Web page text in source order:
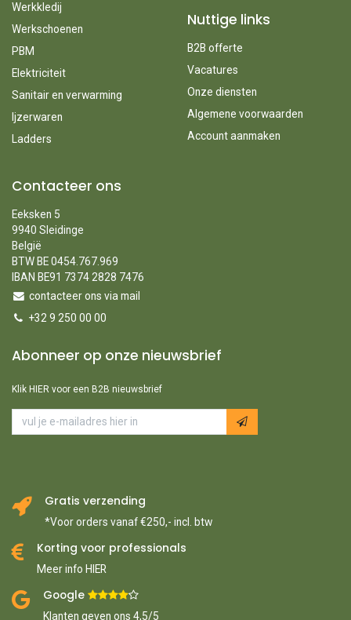
Werkkledij
Werkschoenen
PBM
Elektriciteit
Sanitair en verwarming
Ijzerwaren
Ladders
Nuttige links
B2B offerte
Vacatures
Onze diensten
Algemene voorwaarden
Account aanmaken
Contacteer ons
Eeksken 5
9940 Sleidinge
België
BTW BE 0454.767.969
IBAN BE91 7374 2828 7476
contacteer ons via mail
+32 9 250 00 00
Abonneer op onze nieuwsbrief
Klik HIER voor een B2B nieuwsbrief
Gratis verzending
*Voor orders vanaf €250,- incl. btw
Korting voor professionals
Meer info HIER
Google ​
Klanten geven ons 4,5/5